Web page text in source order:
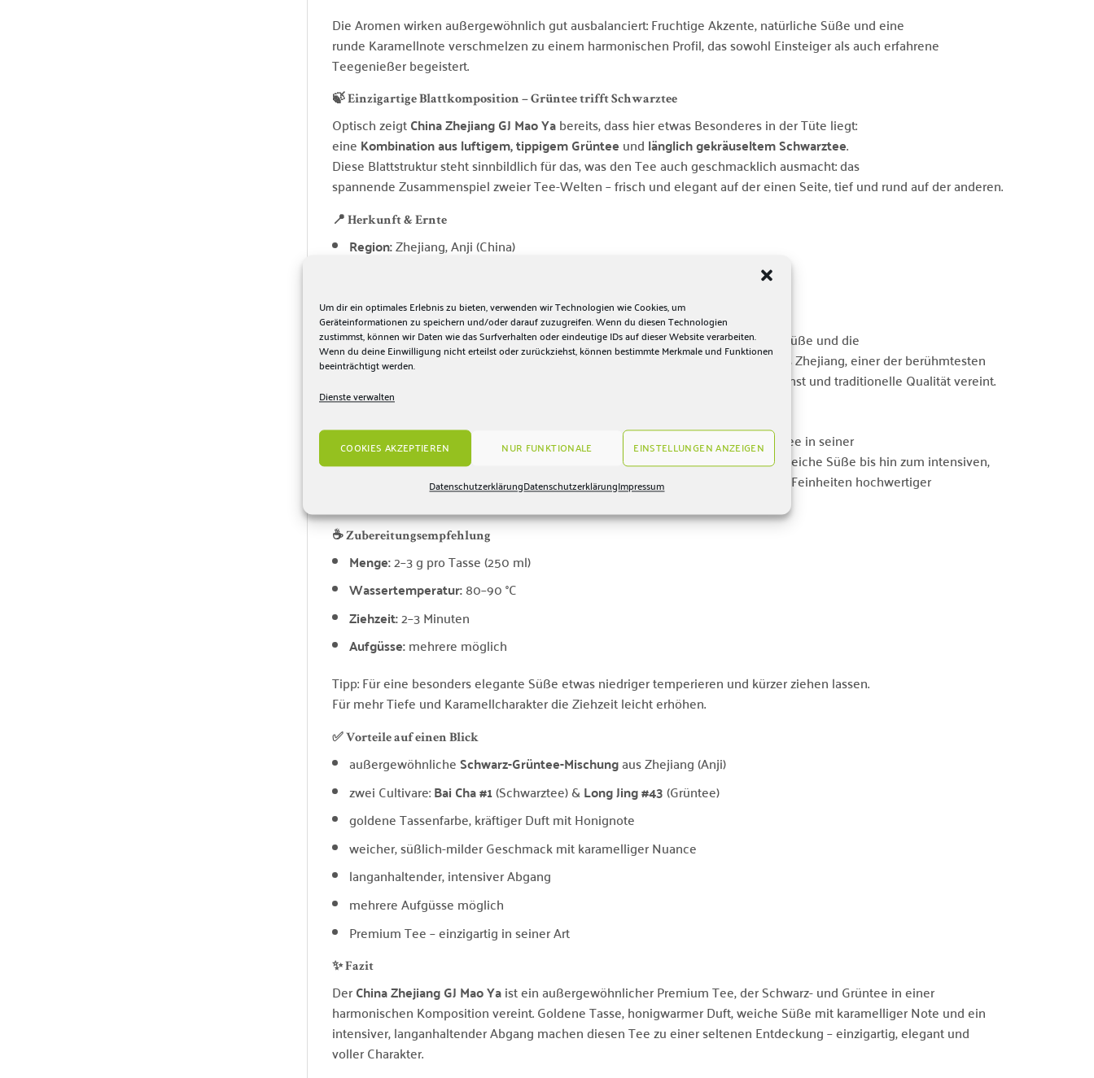
Um dir ein optimales Erlebnis zu bieten, verwenden wir Technologien wie Cookies, um
Geräteinformationen zu speichern und/oder darauf zuzugreifen. Wenn du diesen Technologien
zustimmst, können wir Daten wie das Surfverhalten oder eindeutige IDs auf dieser Website verarbeiten.
Wenn du deine Einwilligung nicht erteilst oder zurückziehst, können bestimmte Merkmale und Funktionen
beeinträchtigt werden.
Dienste verwalten
COOKIES AKZEPTIEREN NUR FUNKTIONALE EINSTELLUNGEN ANZEIGEN
DatenschutzerklärungDatenschutzerklärungImpressum
Die Aromen wirken außergewöhnlich gut ausbalanciert: Fruchtige Akzente, natürliche Süße und eine
runde Karamellnote verschmelzen zu einem harmonischen Profil, das sowohl Einsteiger als auch erfahrene
Teegenießer begeistert.
🍃 Einzigartige Blattkomposition – Grüntee trifft Schwarztee
Optisch zeigtChina Zhejiang GJ Mao Yabereits, dass hier etwas Besonderes in der Tüte liegt:
eine Kombination aus luftigem, tippigem Grüntee und länglich gekräuseltem Schwarztee.
Diese Blattstruktur steht sinnbildlich für das, was den Tee auch geschmacklich ausmacht: das
spannende Zusammenspiel zweier Tee-Welten – frisch und elegant auf der einen Seite, tief und rund auf der anderen.
📍 Herkunft & Ernte
Region:Zhejiang, Anji (China)
Pflückung:April
DieApril-Pflückungsteht für frisches, hochwertiges Blattgut, das die natürliche Süße und die
feinen, klaren Noten dieses Premium-Tees besonders gut zur Geltung bringt. Aus Zhejiang, einer der berühmtesten
Teeregionen Chinas, stammt hier eine seltene Komposition, die moderne Teekunst und traditionelle Qualität vereint.
Ein weiterer Pluspunkt: Mehrere Aufgüssesind möglich. Dadurch lässt sich der Tee in seiner
Aromenentwicklung wunderbar entdecken – vom honig-warmen Duft über die weiche Süße bis hin zum intensiven,
langanhaltenden Abgang. Ideal für alle, die ihren Tee bewusst genießen und die Feinheiten hochwertiger
☕ Zubereitungsempfehlung
Menge:2–3 g pro Tasse (250 ml)
Wassertemperatur:80–90 °C
Ziehzeit:2–3 Minuten
Aufgüsse:mehrere möglich
Tipp: Für eine besonders elegante Süße etwas niedriger temperieren und kürzer ziehen lassen.
Für mehr Tiefe und Karamellcharakter die Ziehzeit leicht erhöhen.
✅ Vorteile auf einen Blick
außergewöhnlicheSchwarz-Grüntee-Mischungaus Zhejiang (Anji)
zwei Cultivare:Bai Cha #1(Schwarztee) &Long Jing #43(Grüntee)
goldene Tassenfarbe, kräftiger Duft mit Honignote
weicher, süßlich-milder Geschmack mit karamelliger Nuance
langanhaltender, intensiver Abgang
mehrere Aufgüsse möglich
Premium Tee – einzigartig in seiner Art
✨ Fazit
DerChina Zhejiang GJ Mao Yaist ein außergewöhnlicher Premium Tee, der Schwarz- und Grüntee in einer
harmonischen Komposition vereint. Goldene Tasse, honigwarmer Duft, weiche Süße mit karamelliger Note und ein
intensiver, langanhaltender Abgang machen diesen Tee zu einer seltenen Entdeckung – einzigartig, elegant und
voller Charakter.